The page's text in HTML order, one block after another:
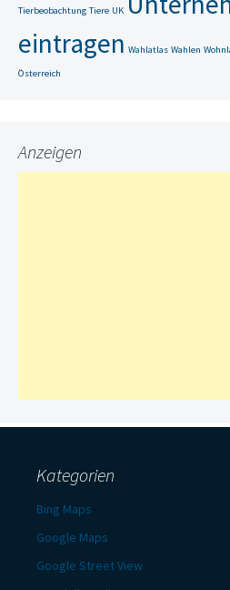
Tierbeobachtung Tiere UK
eintragen Wahlatlas Wahlen
Österreich
Anzeigen
Kategorien
Bing Maps
Google Maps
Google Street View